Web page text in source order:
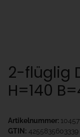
2-flüglig
H=140
Artikelnummer:
GTIN: 4255835603339